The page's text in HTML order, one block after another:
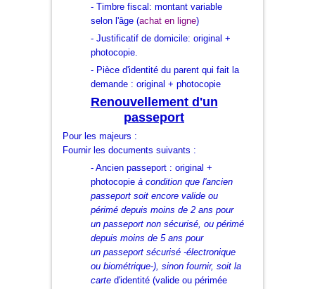
- Timbre fiscal : montant variable
selon l'âge (achat en ligne)
- Justificatif de domicile: original +
photocopie.
- Pièce d'identité du parent qui fait la
demande : original + photocopie
Renouvellement d'un
passeport
Pour les majeurs :
Fournir les documents suivants :
- Ancien passeport : original +
photocopie à condition que l'ancien
passeport soit encore valide ou
périmé depuis moins de 2 ans pour
un passeport non sécurisé, ou périmé
depuis moins de 5 ans pour
un passeport sécurisé -électronique
ou biométrique-), sinon fournir, soit la
carte d'identité (valide ou périmée